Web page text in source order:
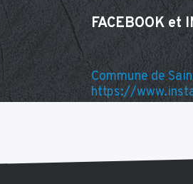
FACEBOOK et
Commune de
https://